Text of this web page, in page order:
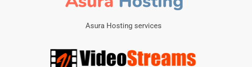
Asura Hosting services